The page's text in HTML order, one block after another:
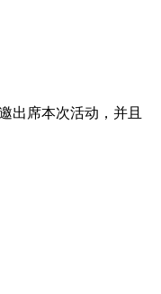
出席本次活动，并且